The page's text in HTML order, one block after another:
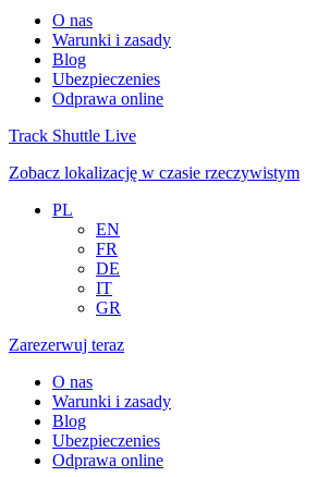
O nas
Warunki i zasady
Blog
Ubezpieczenies
Odprawa online
Track Shuttle Live
Zobacz lokalizację w czasie rzeczywistym
PL
EN
FR
DE
IT
GR
Zarezerwuj teraz
O nas
Warunki i zasady
Blog
Ubezpieczenies
Odprawa online